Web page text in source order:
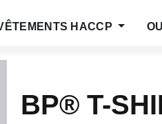
HACCP
BP® T-